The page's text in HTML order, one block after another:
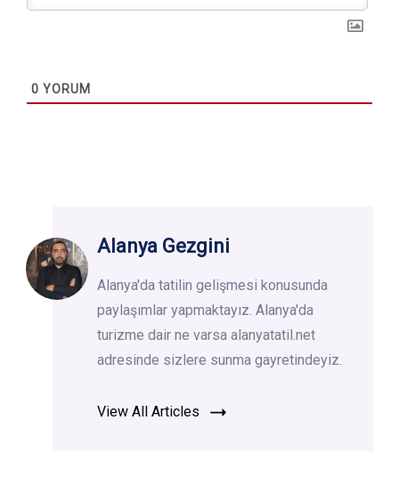
0 YORUM
Alanya Gezgini
Alanya'da tatilin gelişmesi konusunda
paylaşımlar yapmaktayız. Alanya'da
turizme dair ne varsa alanyatatil.net
adresinde sizlere sunma gayretindeyiz.
View All Articles